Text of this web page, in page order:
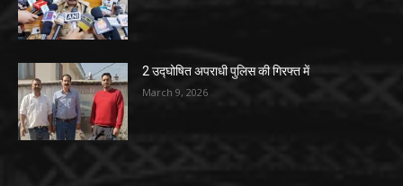
2 उद्घोषित अपराधी पुलिस की गिरफ्त में
March 9, 2026